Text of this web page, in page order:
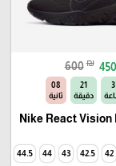
600 ₪ 450
3
21
دقيقة
06
ثانية
Nike React Vision
42
42.5
43
44
44.5